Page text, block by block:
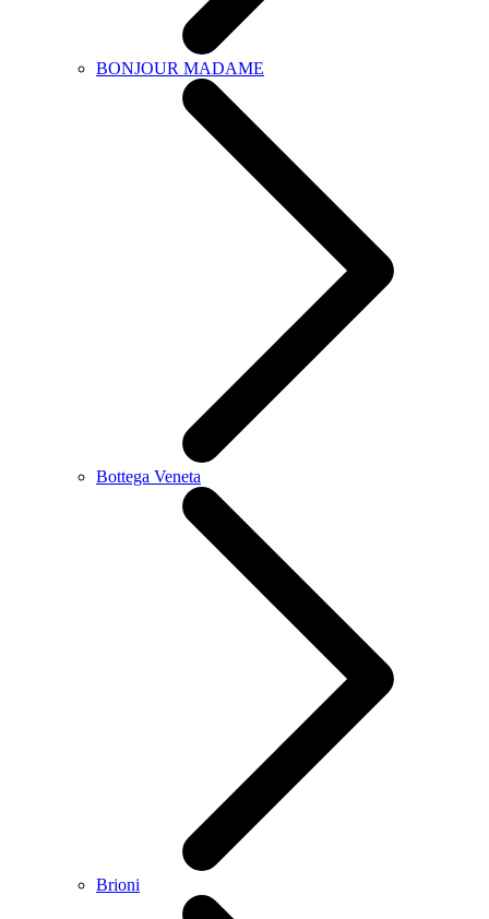
BONJOUR MADAME
Bottega Veneta
Brioni